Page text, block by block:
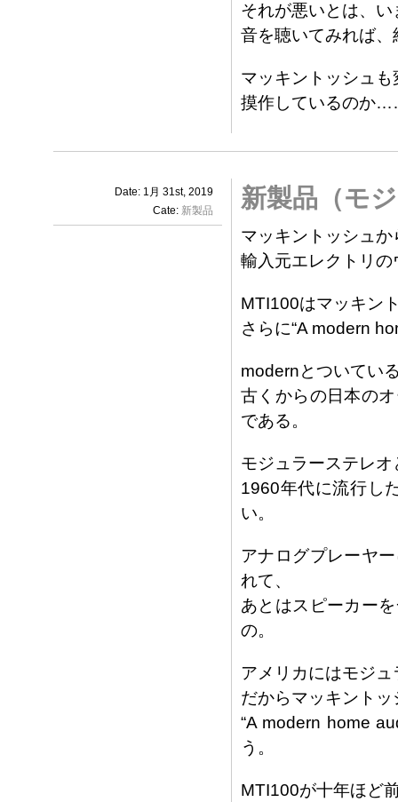
それが悪いとは、
音を聴いてみれば
マッキントッシュ
摸作しているのか
Date: 1月 31st, 2019
Cate: 新製品 新製品（モ
マッキントッシュか
輸入元エレクトリ
MTI100はマッキン
さらに“A modern
modernとついてい
古くからの日本の
である。
モジュラーステレ
1960年代に流行し
い。
アナログプレーヤ
れて、
あとはスピーカー
の。
アメリカにはモジ
だからマッキントッ
“A modern home
う。
MTI100が十年ほど